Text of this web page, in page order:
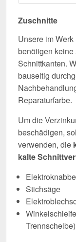
Zuschnitte
Unsere im
benötigen
Schnittkanten.
bauseitig
Reparaturfarbe.
Um die
beschädigen,
verwenden, die
kalte
Stichsäge
Trennscheibe)